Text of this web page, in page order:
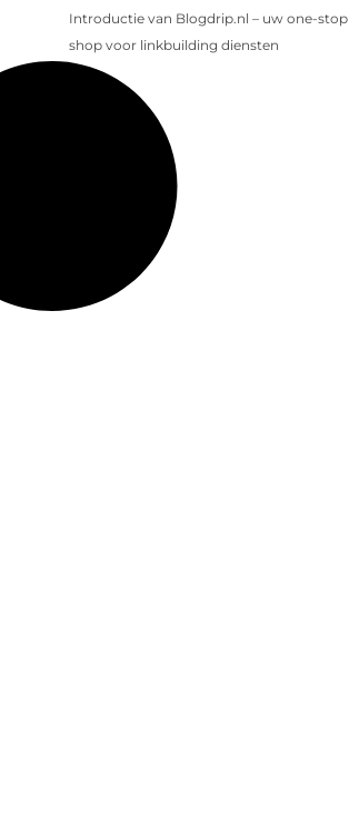
Introductie van Blogdrip.nl – uw one-stop
shop voor linkbuilding diensten